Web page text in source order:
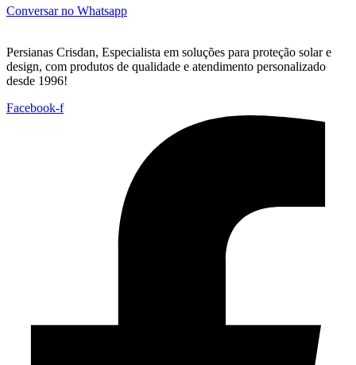
Conversar no Whatsapp
Persianas Crisdan, Especialista em soluções para proteção solar e
design, com produtos de qualidade e atendimento personalizado
desde 1996!
Facebook-f